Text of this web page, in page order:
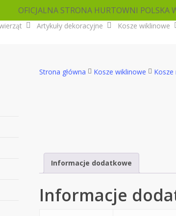
OFICJALNA STRONA HURTOWNI
Artykuły dekoracyjne Kosze wiklinowe
Strona główna Kosze wiklinowe
Informacje dodatkowe
Informacje